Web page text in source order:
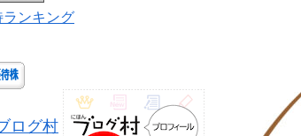
ンキング
ログ村